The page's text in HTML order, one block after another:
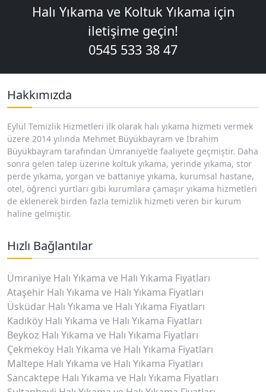
Halı Yıkama ve Koltuk Yıkama için
iletişime geçin!
0545 533 38 47
Hakkımızda
Eylül Temizlik Hizmetleri ilk olarak halı yıkama hizmeti vermek
üzere 2014 yılında Mehmet Büyükbayram ve İbrahim
Büyükbayram tarafından Ümraniye’de faaliyete geçmiştir. Daha
sonra gelen talep üzerine koltuk yıkama, yerinde yıkama, stor
perde yıkama, yorgan ve battaniye yıkama, kurumsal hastane,
otel, öğrenci yurtları gibi kurumlara çamaşır yıkama hizmetleri
de eklenerek birden fazla temizlik hizmeti veren bir kurum
haline gelmiştir.
Hızlı Bağlantılar
Ümraniye Halı Yıkama ve Halı Yıkama Fiyatları
Ataşehir Halı Yıkama ve Halı Yıkama Fiyatları
Üsküdar Halı Yıkama ve Halı Yıkama Fiyatları
Kadıköy Halı Yıkama ve Halı Yıkama Fiyatları
Beykoz Halı Yıkama ve Halı Yıkama Fiyatları
Çekmeköy Halı Yıkama ve Halı Yıkama Fiyatları
Maltepe Halı Yıkama ve Halı Yıkama Fiyatları
Sancaktepe Halı Yıkama ve Halı Yıkama Fiyatları